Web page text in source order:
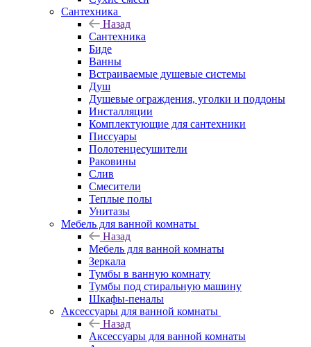
Сантехника
Назад
Сантехника
Биде
Ванны
Встраиваемые душевые системы
Душ
Душевые ограждения, уголки и поддоны
Инсталляции
Комплектующие для сантехники
Писсуары
Полотенцесушители
Раковины
Слив
Смесители
Теплые полы
Унитазы
Мебель для ванной комнаты
Назад
Мебель для ванной комнаты
Зеркала
Тумбы в ванную комнату
Тумбы под стиральную машину
Шкафы-пеналы
Аксессуары для ванной комнаты
Назад
Аксессуары для ванной комнаты